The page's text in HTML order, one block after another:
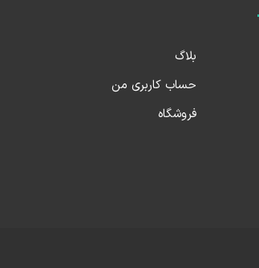
بلاگ
حساب کاربری من
فروشگاه